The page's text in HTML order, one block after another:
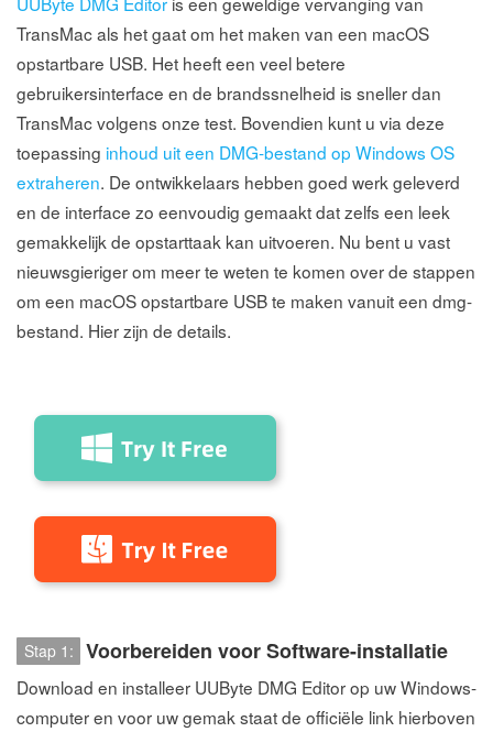
TransMac als het gaat om het maken van een macOS
opstartbare USB. Het heeft een veel betere
gebruikersinterface en de brandssnelheid is sneller dan
TransMac volgens onze test. Bovendien kunt u via deze
toepassing inhoud uit een DMG-bestand op Windows OS
extraheren. De ontwikkelaars hebben goed werk geleverd
en de interface zo eenvoudig gemaakt dat zelfs een leek
gemakkelijk de opstarttaak kan uitvoeren. Nu bent u vast
nieuwsgieriger om meer te weten te komen over de stappen
om een macOS opstartbare USB te maken vanuit een dmg-
bestand. Hier zijn de details.
Stap 1: Voorbereiden voor Software-installatie
Download en installeer UUByte DMG Editor op uw Windows-
computer en voor uw gemak staat de officiële link hierboven